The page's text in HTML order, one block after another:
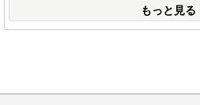
もっと見る